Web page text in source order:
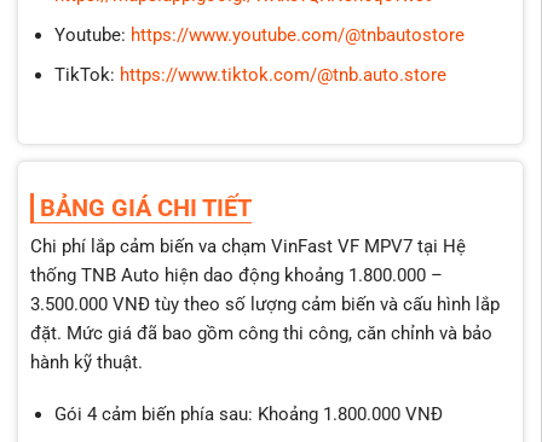
Youtube: https://www.youtube.com/@tnbautostore
TikTok: https://www.tiktok.com/@tnb.auto.store
BẢNG GIÁ CHI TIẾT
Chi phí lắp cảm biến va chạm VinFast VF MPV7 tại Hệ
thống TNB Auto hiện dao động khoảng 1.800.000 –
3.500.000 VNĐ tùy theo số lượng cảm biến và cấu hình lắp
đặt. Mức giá đã bao gồm công thi công, căn chỉnh và bảo
hành kỹ thuật.
Gói 4 cảm biến phía sau: Khoảng 1.800.000 VNĐ